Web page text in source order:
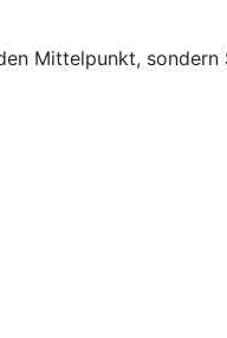
Mittelpunkt, sondern